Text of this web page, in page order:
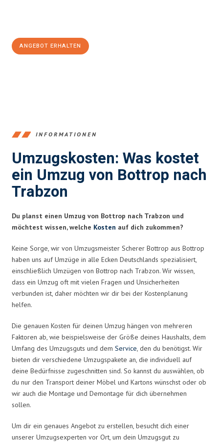
ANGEBOT ERHALTEN
INFORMATIONEN
Umzugskosten: Was kostet
ein Umzug von Bottrop nach
Trabzon
Du planst einen Umzug von Bottrop nach Trabzon und
möchtest wissen, welche Kosten auf dich zukommen?
Keine Sorge, wir von Umzugsmeister Scherer Bottrop aus Bottrop
haben uns auf Umzüge in alle Ecken Deutschlands spezialisiert,
einschließlich Umzügen von Bottrop nach Trabzon. Wir wissen,
dass ein Umzug oft mit vielen Fragen und Unsicherheiten
verbunden ist, daher möchten wir dir bei der Kostenplanung
helfen.
Die genauen Kosten für deinen Umzug hängen von mehreren
Faktoren ab, wie beispielsweise der Größe deines Haushalts, dem
Umfang des Umzugsguts und dem Service, den du benötigst. Wir
bieten dir verschiedene Umzugspakete an, die individuell auf
deine Bedürfnisse zugeschnitten sind. So kannst du auswählen, ob
du nur den Transport deiner Möbel und Kartons wünschst oder ob
wir auch die Montage und Demontage für dich übernehmen
sollen.
Um dir ein genaues Angebot zu erstellen, besucht dich einer
unserer Umzugsexperten vor Ort, um dein Umzugsgut zu